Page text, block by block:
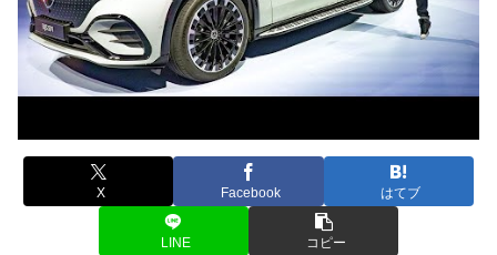
X Facebook はてブ
LINE コピー